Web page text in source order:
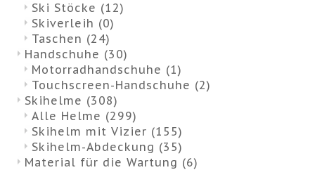
Ski Stöcke (12)
Skiverleih (0)
Taschen (24)
Handschuhe (30)
Motorradhandschuhe (1)
Touchscreen-Handschuhe (2)
Skihelme (308)
Alle Helme (299)
Skihelm mit Vizier (155)
Skihelm-Abdeckung (35)
Material für die Wartung (6)